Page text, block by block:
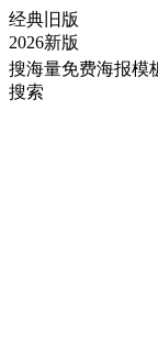
经典旧版
2026新版
搜海量免费海报模
搜索